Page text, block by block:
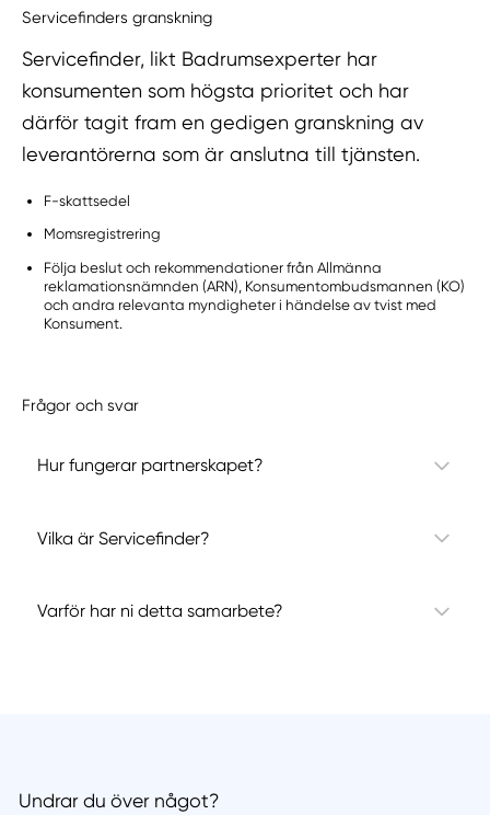
Servicefinders granskning
Servicefinder, likt Badrumsexperter har
konsumenten som högsta prioritet och har
därför tagit fram en gedigen granskning av
leverantörerna som är anslutna till tjänsten.
F-skattsedel
Momsregistrering
Följa beslut och rekommendationer från Allmänna
reklamationsnämnden (ARN), Konsumentombudsmannen (KO)
och andra relevanta myndigheter i händelse av tvist med
Konsument.
Frågor och svar
Hur fungerar partnerskapet?
Vilka är Servicefinder?
Varför har ni detta samarbete?
Undrar du över något?